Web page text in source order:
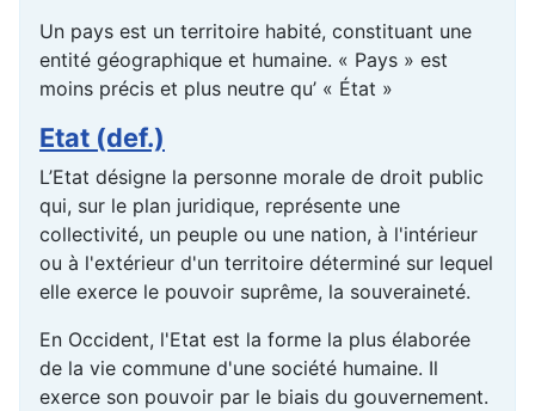
Un pays est un territoire habité, constituant une
entité géographique et humaine. « Pays » est
moins précis et plus neutre qu’ « État »
Etat (def.)
L’Etat désigne la personne morale de droit public
qui, sur le plan juridique, représente une
collectivité, un peuple ou une nation, à l'intérieur
ou à l'extérieur d'un territoire déterminé sur lequel
elle exerce le pouvoir suprême, la souveraineté.
En Occident, l'Etat est la forme la plus élaborée
de la vie commune d'une société humaine. Il
exerce son pouvoir par le biais du gouvernement.